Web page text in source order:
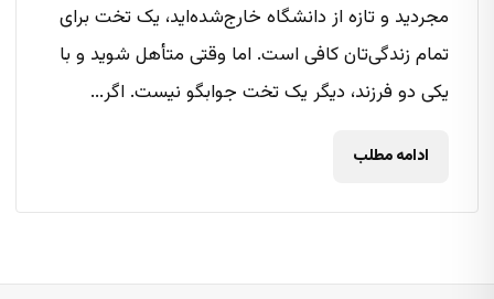
مجردید و تازه از دانشگاه خارج‌شده‌اید، یک تخت برای
تمام زندگی‌تان کافی است. اما وقتی متأهل شوید و با
یکی دو فرزند، دیگر یک تخت جوابگو نیست. اگر...
ادامه مطلب